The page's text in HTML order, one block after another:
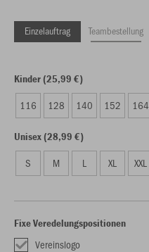
Einzelauftrag Teambestellung
Kinder (25,99 €)
116 128 140 152 164
Unisex (28,99 €)
S M L XL XXL
Fixe Veredelungspositionen
Vereinslogo